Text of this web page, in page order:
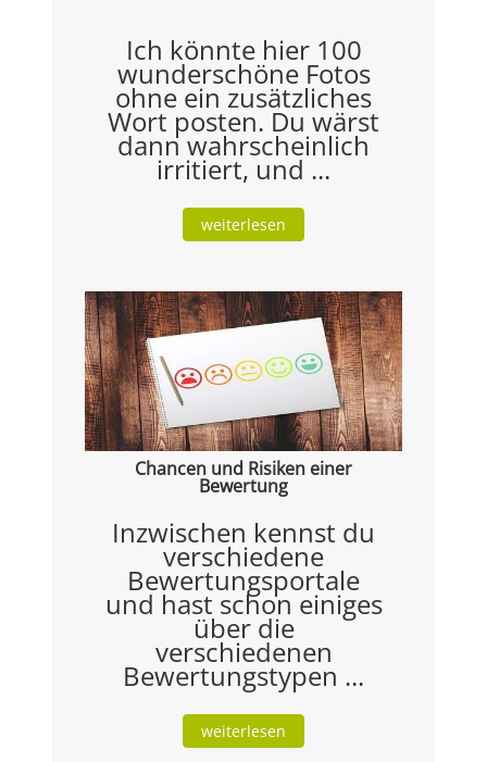
Ich könnte hier 100
wunderschöne Fotos
ohne ein zusätzliches
Wort posten. Du wärst
dann wahrscheinlich
irritiert, und ...
weiterlesen
Chancen und Risiken einer
Bewertung
Inzwischen kennst du
verschiedene
Bewertungsportale
und hast schon einiges
über die
verschiedenen
Bewertungstypen ...
weiterlesen